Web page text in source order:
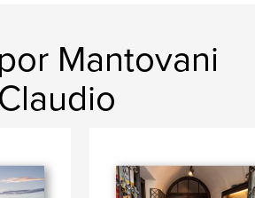
Mantovani
Claudio